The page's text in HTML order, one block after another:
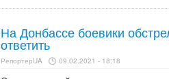
На Донбассе боевики
ответить
РепортерUA 09.02.2021 - 18:18